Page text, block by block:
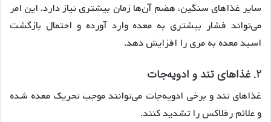
سایر غذاهای سنگین، هضم آن‌ها زمان بیشتری نیاز دارد. این امر
می‌تواند فشار بیشتری به معده وارد آورده و احتمال بازگشت
اسید معده به مری را افزایش دهد.
2. غذاهای تند و ادویه‌جات
غذاهای تند و برخی ادویه‌جات می‌توانند موجب تحریک معده شده
و علائم رفلاکس را تشدید کنند.